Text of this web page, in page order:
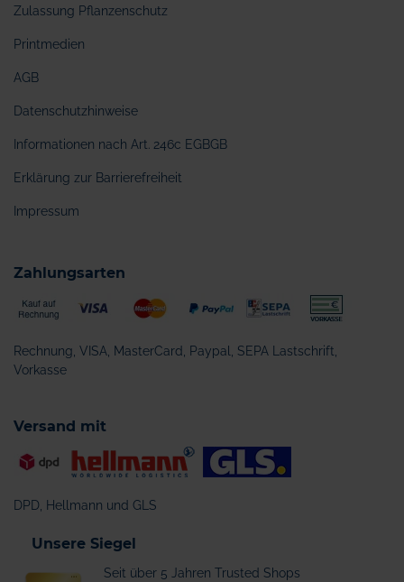
Zulassung Pflanzenschutz
Printmedien
AGB
Datenschutzhinweise
Informationen nach Art. 246c EGBGB
Erklärung zur Barrierefreiheit
Impressum
Zahlungsarten
Rechnung, VISA, MasterCard, Paypal, SEPA Lastschrift,
Vorkasse
Versand mit
DPD, Hellmann und GLS
Unsere Siegel
Seit über 5 Jahren Trusted Shops